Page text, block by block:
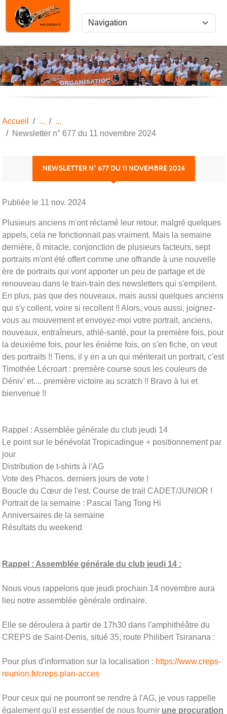
Accueil
Newsletter n° 677 du 11 novembre 2024
NEWSLETTER N° 677 DU 11 NOVEMBRE 2024
Publiée le 11 nov. 2024
Plusieurs anciens m'ont réclamé leur retour, malgré quelques
appels, cela ne fonctionnait pas vraiment. Mais la semaine
dernière, ô miracle, conjonction de plusieurs facteurs, sept
portraits m'ont été offert comme une offrande à une nouvelle
ère de portraits qui vont apporter un peu de partage et de
renouveau dans le train-train des newsletters qui s'empilent.
En plus, pas que des nouveaux, mais aussi quelques anciens
qui s'y collent, voire si recollent !! Alors, vous aussi, joignez-
vous au mouvement et envoyez-moi votre portrait, anciens,
nouveaux, entraîneurs, athlé-santé, pour la première fois, pour
la deuxième fois, pour les énième fois, on s'en fiche, on veut
des portraits !! Tiens, il y en a un qui mériterait un portrait, c'est
Timothée Lécroart : première course sous les couleurs de
Déniv' et.... première victoire au scratch !! Bravo à lui et
bienvenue !!
Rappel : Assemblée générale du club jeudi 14
Le point sur le bénévolat Tropicadingue + positionnement par
jour
Distribution de t-shirts à l'AG
Vote des Phacos, derniers jours de vote !
Boucle du Cœur de l'est. Course de trail CADET/JUNIOR !
Portrait de la semaine : Pascal Tang Tong Hi
Anniversaires de la semaine
Résultats du weekend
Rappel : Assemblée générale du club jeudi 14 :
Nous vous rappelons que jeudi prochain 14 novembre aura
lieu notre assemblée générale ordinaire.
Elle se déroulera à partir de 17h30 dans l'amphithéâtre du
CREPS de Saint-Denis, situé 35, route Philibert Tsiranana :
Pour plus d'information sur la localisation : https://www.creps-
reunion.fr/creps.plan-acces
Pour ceux qui ne pourront se rendre à l'AG, je vous rappelle
également qu'il est essentiel de nous fournir une procuration
Panneau de gestion des cookies